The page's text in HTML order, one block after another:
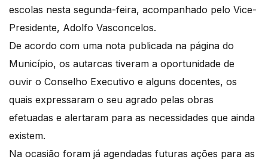
escolas nesta segunda-feira, acompanhado pelo Vice-
Presidente, Adolfo Vasconcelos.
De acordo com uma nota publicada na página do
Município, os autarcas tiveram a oportunidade de
ouvir o Conselho Executivo e alguns docentes, os
quais expressaram o seu agrado pelas obras
efetuadas e alertaram para as necessidades que ainda
existem.
Na ocasião foram já agendadas futuras ações para as